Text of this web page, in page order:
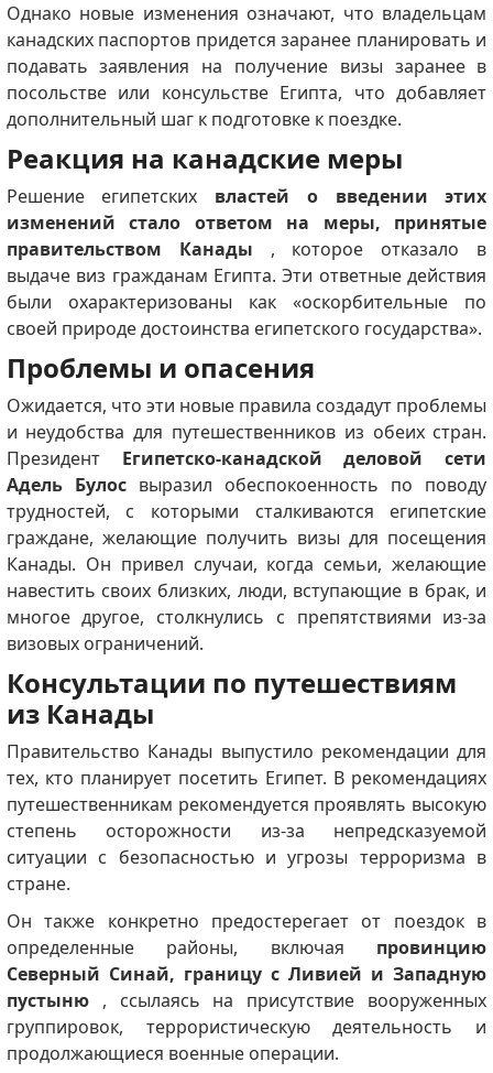
Однако новые изменения означают, что владельцам
канадских паспортов придется заранее планировать и
подавать заявления на получение визы заранее в
посольстве или консульстве Египта, что добавляет
дополнительный шаг к подготовке к поездке.
Реакция на канадские меры
Решение египетских властей о введении этих
изменений стало ответом на меры, принятые
правительством Канады , которое отказало в
выдаче виз гражданам Египта.Эти ответные действия
были охарактеризованы как «оскорбительные по
своей природе достоинства египетского государства».
Проблемы и опасения
Ожидается, что эти новые правила создадут проблемы
и неудобства для путешественников из обеих стран.
Президент Египетско-канадской деловой сети
Адель Булос выразил обеспокоенность по поводу
трудностей, с которыми сталкиваются египетские
граждане, желающие получить визы для посещения
Канады. Он привел случаи, когда семьи, желающие
навестить своих близких, люди, вступающие в брак, и
многое другое, столкнулись с препятствиями из-за
визовых ограничений.
Консультации по путешествиям
из Канады
Правительство Канады выпустило рекомендации для
тех, кто планирует посетить Египет. В рекомендациях
путешественникам рекомендуется проявлять высокую
степень осторожности из-за непредсказуемой
ситуации с безопасностью и угрозы терроризма в
стране.
Он также конкретно предостерегает от поездок в
определенные районы, включая провинцию
Северный Синай, границу с Ливией и Западную
пустыню , ссылаясь на присутствие вооруженных
группировок, террористическую деятельность и
продолжающиеся военные операции.